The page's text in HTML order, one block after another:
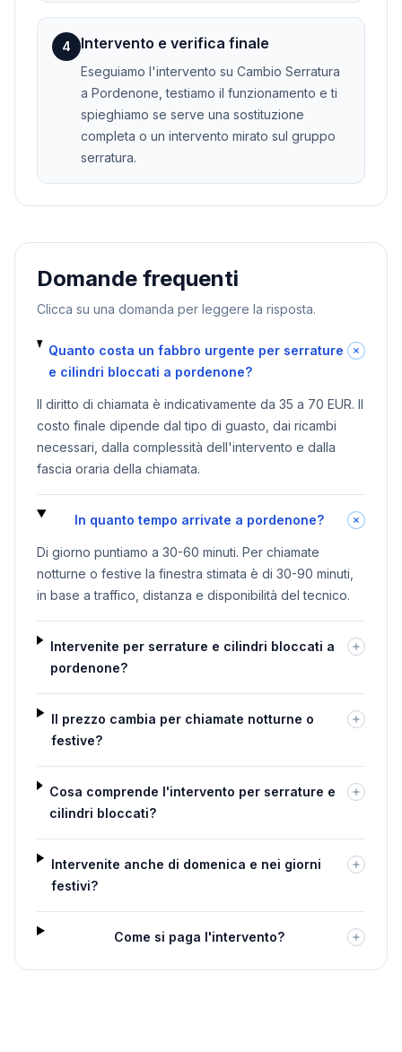
4 Intervento e verifica finale
Eseguiamo l'intervento su Cambio Serratura
a Pordenone, testiamo il funzionamento e ti
spieghiamo se serve una sostituzione
completa o un intervento mirato sul gruppo
serratura.
Domande frequenti
Clicca su una domanda per leggere la risposta.
Quanto costa un fabbro urgente per serrature
e cilindri bloccati a pordenone?
Il diritto di chiamata è indicativamente da 35 a 70 EUR. Il
costo finale dipende dal tipo di guasto, dai ricambi
necessari, dalla complessità dell'intervento e dalla
fascia oraria della chiamata.
In quanto tempo arrivate a pordenone?
Di giorno puntiamo a 30-60 minuti. Per chiamate
notturne o festive la finestra stimata è di 30-90 minuti,
in base a traffico, distanza e disponibilità del tecnico.
Intervenite per serrature e cilindri bloccati a
pordenone?
Il prezzo cambia per chiamate notturne o
festive?
Cosa comprende l'intervento per serrature e
cilindri bloccati?
Intervenite anche di domenica e nei giorni
festivi?
Come si paga l'intervento?